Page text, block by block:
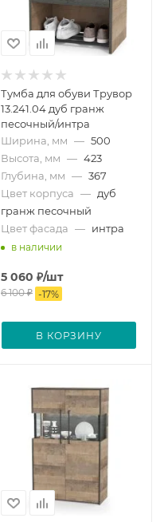
Тумба для обуви Трувор
13.241.04 дуб гранж
песочный/интра
Ширина, мм — 500
Высота, мм — 423
Глубина, мм — 367
Цвет корпуса — дуб
гранж песочный
Цвет фасада — интра
в наличии
5 060 ₽/шт
6 100₽ -17%
В КОРЗИНУ